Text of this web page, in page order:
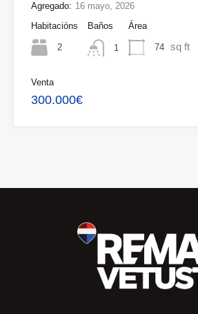
Agregado: 16 mayo, 2026
Habitacións
2
Baños
1
Área
74 sq ft
Venta
300.000€